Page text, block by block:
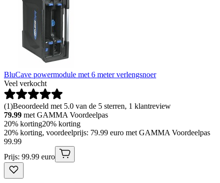
BluCave powermodule met 6 meter verlengsnoer
Veel verkocht
(1)Beoordeeld met 5.0 van de 5 sterren, 1 klantreview
79.99 met GAMMA Voordeelpas
20% korting20% korting
20% korting, voordeelprijs: 79.99 euro met GAMMA Voordeelpas
99.99
Prijs: 99.99 euro